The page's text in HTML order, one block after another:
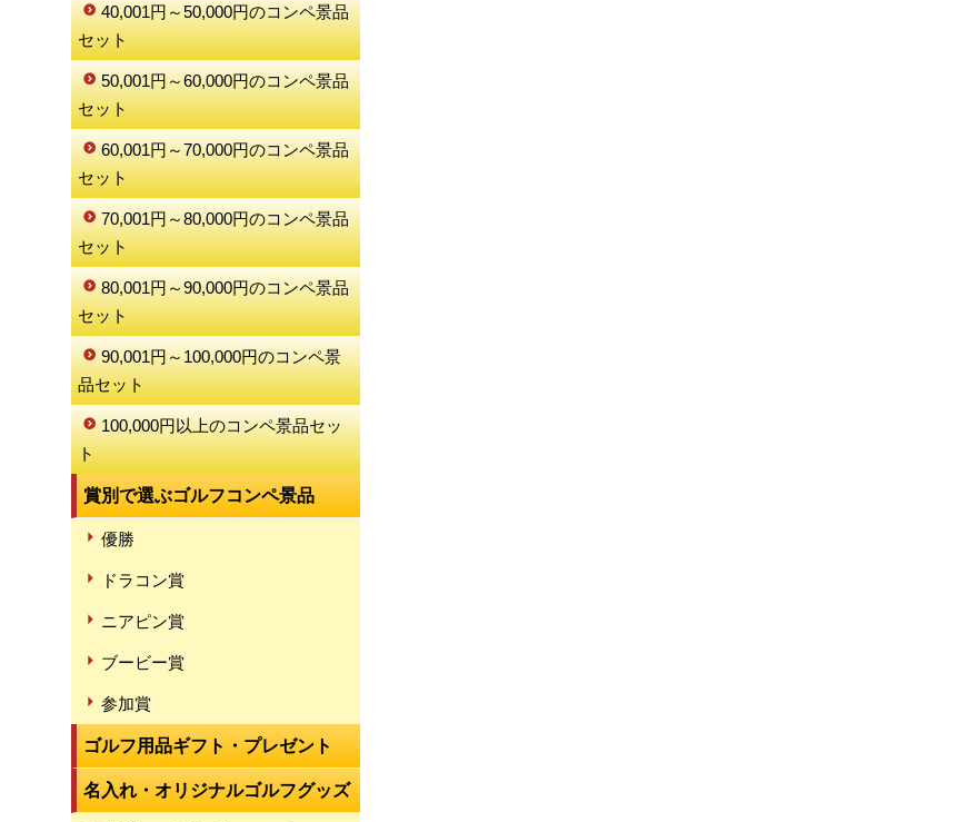
40,001円～50,000円のコンペ景品
セット
50,001円～60,000円のコンペ景品
セット
60,001円～70,000円のコンペ景品
セット
70,001円～80,000円のコンペ景品
セット
80,001円～90,000円のコンペ景品
セット
90,001円～100,000円のコンペ景
品セット
100,000円以上のコンペ景品セッ
ト
賞別で選ぶゴルフコンペ景品
優勝
ドラコン賞
ニアピン賞
ブービー賞
参加賞
ゴルフ用品ギフト・プレゼント
名入れ・オリジナルゴルフグッズ